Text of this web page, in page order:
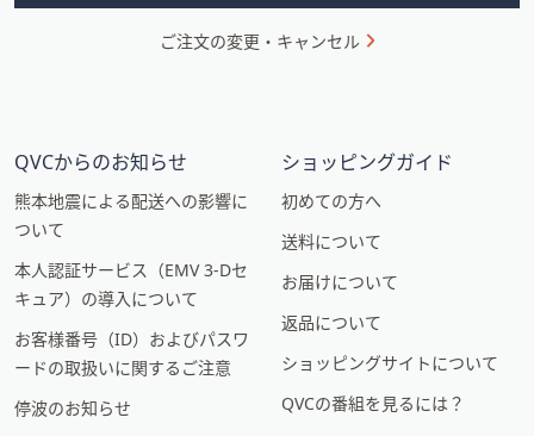
ご注文の変更・キャンセル
QVCからのお知らせ
熊本地震による配送への影響に
ついて
本人認証サービス（EMV 3-Dセ
キュア）の導入について
お客様番号（ID）およびパスワ
ードの取扱いに関するご注意
停波のお知らせ
ショッピングガイド
初めての方へ
送料について
お届けについて
返品について
ショッピングサイトについて
QVCの番組を見るには？